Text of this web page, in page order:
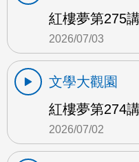
紅樓夢第275
2026/07/03
文學大觀園
紅樓夢第274
2026/07/02